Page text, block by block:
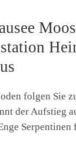
folgen Sie
der Aufstieg
Serpentinen